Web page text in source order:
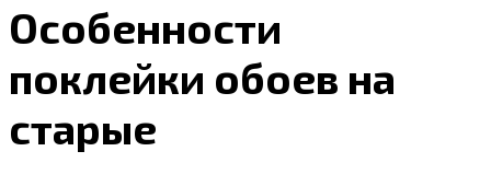
Особенности
поклейки обоев на
старые